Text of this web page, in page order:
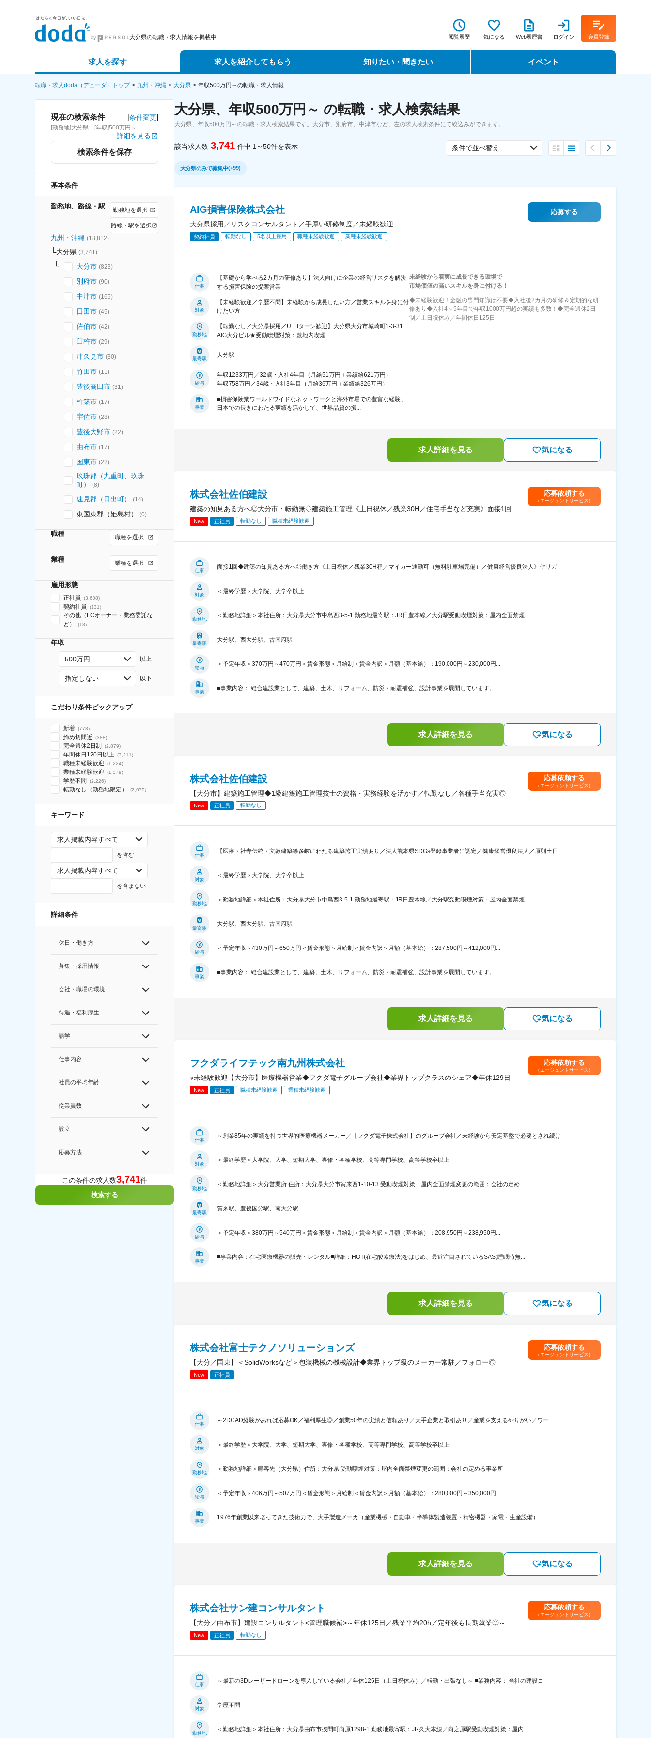
大分県の転職・求人情報を掲載中 閲覧履歴 気になる Web履歴書 ログイン 会員登録
求人を探す
詳細条件から探す
求人特集から探す
求人を紹介してもらう
エージェントサービス
スカウトサービス
知りたい・聞きたい
データで見る転職
イベント
転職・求人doda（デューダ）トップ 九州・沖縄 大分県 年収500万円～の転職・求人情報
現在の検索条件 [条件変更]
[勤務地]大分県 [年収]500万円～
詳細を見る
検索条件を保存
基本条件
勤務地、路線・駅 勤務地を選択
路線・駅を選択
九州・沖縄 (18,812)
大分県 (3,741)
大分市 (823)
別府市 (90)
中津市 (165)
日田市 (45)
佐伯市 (42)
臼杵市 (29)
津久見市 (30)
竹田市 (11 )
豊後高田市 (31 )
杵築市 (17)
宇佐市 (28)
豊後大野市 (22)
由布市 (17)
国東市 (22)
玖珠郡（九重町、玖珠
町）
(8)
速見郡（日出町） (14)
東国東郡（姫島村） (0)
職種 職種を選択
業種 業種を選択
雇用形態
正社員 (3,608)
契約社員 (131)
その他（FCオーナー・業務委託な
ど）
(18)
年収
500万円 以上
指定しない 以下
こだわり条件ピックアップ
新着 (773)
締め切間近 (388)
完全週休2日制 (2,879)
年間休日120日以上 (3,211)
職種未経験歓迎 (1,224)
業種未経験歓迎 (1,379)
学歴不問 (2,226)
転勤なし（勤務地限定） (2,075)
キーワード
求人掲載内容すべて
を含む
求人掲載内容すべて
を含まない
詳細条件
休日・働き方
募集・採用情報
会社・職場の環境
待遇・福利厚生
語学
仕事内容
社員の平均年齢
従業員数
設立
応募方法
この条件の求人数3,741件
検索する
大分県、年収500万円～ の転職・求人検索結果
大分県、年収500万円～の転職・求人検索結果です。大分市、別府市、中津市など、左の求人検索条件にて絞込みができます。
該当求人数 3,741 件中 1～50件を表示 条件で並べ替え
大分県のみで募集中(+99)
AIG損害保険株式会社
大分県採用／リスクコンサルタント／手厚い研修制度／未経験歓迎
契約社員 転勤なし 5名以上採用 職種未経験歓迎 業種未経験歓迎
応募する
仕事
【基礎から学べる2カ月の研修あり】法人向けに企業の経営リスクを解決
する損害保険の提案営業
対象
【未経験歓迎／学歴不問】未経験から成長したい方／営業スキルを身に付
けたい方
勤務地
【転勤なし／大分県採用／U・Iターン歓迎】大分県大分市城崎町1-3-31
AIG大分ビル★受動喫煙対策：敷地内喫煙...
最寄駅
大分駅
給与
年収1233万円／32歳・入社4年目（月給51万円＋業績給621万円）
年収758万円／34歳・入社3年目（月給36万円＋業績給326万円）
事業
■損害保険業ワールドワイドなネットワークと海外市場での豊富な経験、
日本での長きにわたる実績を活かして、世界品質の損...
未経験から着実に成長できる環境で
市場価値の高いスキルを身に付ける！
◆未経験歓迎！金融の専門知識は不要◆入社後2カ月の研修＆定期的な研
修あり◆入社4～5年目で年収1000万円超の実績も多数！◆完全週休2日
制／土日祝休み／年間休日125日
求人詳細を見る 気になる
株式会社佐伯建設
建築の知見ある方へ◎大分市・転勤無◇建築施工管理《土日祝休／残業30H／住宅手当など充実》面接1回
New 正社員 転勤なし 職種未経験歓迎
応募依頼する
（エージェントサービス）
仕事
面接1回◆建築の知見ある方へ◎働き方《土日祝休／残業30H程／マイカー通勤可（無料駐車場完備）／健康経営優良法人》ヤリガ
対象
＜最終学歴＞大学院、大学卒以上
勤務地
＜勤務地詳細＞本社住所：大分県大分市中島西3-5-1 勤務地最寄駅：JR日豊本線／大分駅受動喫煙対策：屋内全面禁煙...
最寄駅
大分駅、西大分駅、古国府駅
給与
＜予定年収＞370万円～470万円＜賃金形態＞月給制＜賃金内訳＞月額（基本給）：190,000円～230,000円...
事業
■事業内容： 総合建設業として、建築、土木、リフォーム、防災・耐震補強、設計事業を展開しています。
求人詳細を見る 気になる
株式会社佐伯建設
【大分市】建築施工管理◆1級建築施工管理技士の資格・実務経験を活かす／転勤なし／各種手当充実◎
New 正社員 転勤なし
応募依頼する
（エージェントサービス）
仕事
【医療・社寺伝統・文教建築等多岐にわたる建築施工実績あり／法人熊本県SDGs登録事業者に認定／健康経営優良法人／原則土日
対象
＜最終学歴＞大学院、大学卒以上
勤務地
＜勤務地詳細＞本社住所：大分県大分市中島西3-5-1 勤務地最寄駅：JR日豊本線／大分駅受動喫煙対策：屋内全面禁煙...
最寄駅
大分駅、西大分駅、古国府駅
給与
＜予定年収＞430万円～650万円＜賃金形態＞月給制＜賃金内訳＞月額（基本給）：287,500円～412,000円...
事業
■事業内容： 総合建設業として、建築、土木、リフォーム、防災・耐震補強、設計事業を展開しています。
求人詳細を見る 気になる
フクダライフテック南九州株式会社
※未経験歓迎【大分市】医療機器営業◆フクダ電子グループ会社◆業界トップクラスのシェア◆年休129日
New 正社員 職種未経験歓迎 業種未経験歓迎
応募依頼する
（エージェントサービス）
仕事
～創業85年の実績を持つ世界的医療機器メーカー／【フクダ電子株式会社】のグループ会社／未経験から安定基盤で必要とされ続け
対象
＜最終学歴＞大学院、大学、短期大学、専修・各種学校、高等専門学校、高等学校卒以上
勤務地
＜勤務地詳細＞大分営業所 住所：大分県大分市賀来西1-10-13 受動喫煙対策：屋内全面禁煙変更の範囲：会社の定め...
最寄駅
賀来駅、豊後国分駅、南大分駅
給与
＜予定年収＞380万円～540万円＜賃金形態＞月給制＜賃金内訳＞月額（基本給）：208,950円～238,950円...
事業
■事業内容：在宅医療機器の販売・レンタル■詳細：HOT(在宅酸素療法)をはじめ、最近注目されているSAS(睡眠時無...
求人詳細を見る 気になる
株式会社富士テクノソリューションズ
【大分／国東】＜SolidWorksなど＞包装機械の機械設計◆業界トップ級のメーカー常駐／フォロー◎
New 正社員
応募依頼する
（エージェントサービス）
仕事
～2DCAD経験があれば応募OK／福利厚生◎／創業50年の実績と信頼あり／大手企業と取引あり／産業を支えるやりがい／ワー
対象
＜最終学歴＞大学院、大学、短期大学、専修・各種学校、高等専門学校、高等学校卒以上
勤務地
＜勤務地詳細＞顧客先（大分県）住所：大分県 受動喫煙対策：屋内全面禁煙変更の範囲：会社の定める事業所
給与
＜予定年収＞406万円～507万円＜賃金形態＞月給制＜賃金内訳＞月額（基本給）：280,000円～350,000円...
事業
1976年創業以来培ってきた技術力で、大手製造メーカ（産業機械・自動車・半導体製造装置・精密機器・家電・生産設備）...
求人詳細を見る 気になる
株式会社サン建コンサルタント
【大分／由布市】建設コンサルタント<管理職候補>～年休125日／残業平均20h／定年後も長期就業◎～
New 正社員 転勤なし
応募依頼する
（エージェントサービス）
仕事
～最新の3Dレーザードローンを導入している会社／年休125日（土日祝休み）／転勤・出張なし～ ■業務内容： 当社の建設コ
対象
学歴不問
勤務地
＜勤務地詳細＞本社住所：大分県由布市挾間町向原1298-1 勤務地最寄駅：JR久大本線／向之原駅受動喫煙対策：屋内...